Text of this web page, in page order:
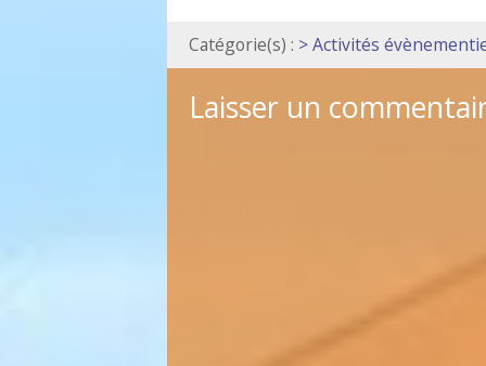
Catégorie(s) : > Activités
Laisser un